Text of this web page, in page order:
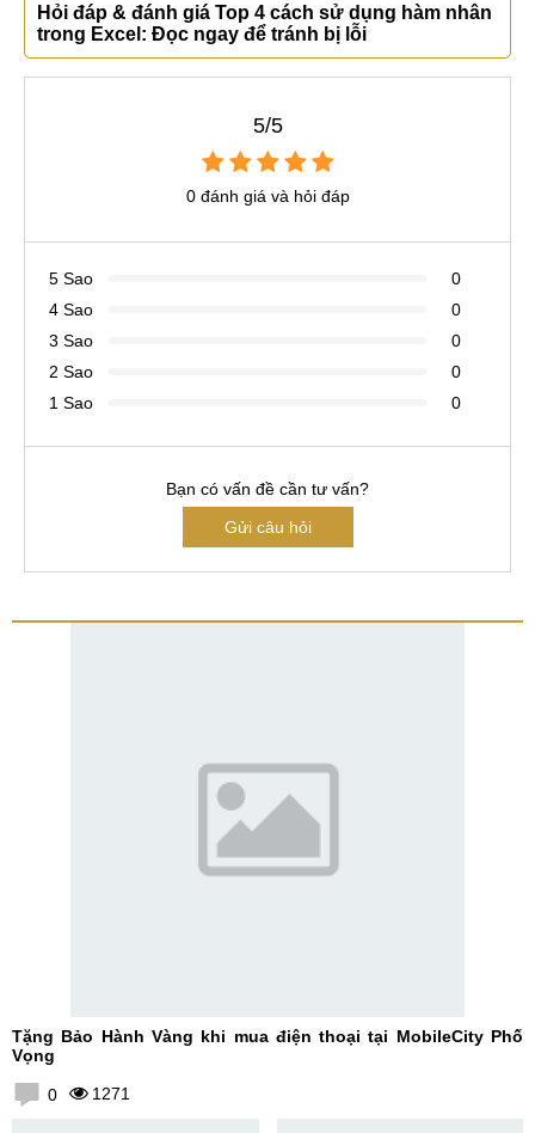
Hỏi đáp & đánh giá Top 4 cách sử dụng hàm nhân
trong Excel: Đọc ngay để tránh bị lỗi
5/5
0 đánh giá và hỏi đáp
5 Sao
0
4 Sao
0
3 Sao
0
2 Sao
0
1 Sao
0
Bạn có vấn đề cần tư vấn?
Gửi câu hỏi
Tặng Bảo Hành Vàng khi mua điện thoại tại MobileCity Phố
Vọng
0 1271